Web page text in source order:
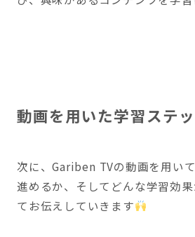
動画を用いた学習ステ
次に、Gariben TVの動画を用い
進めるか、そしてどんな学習効
てお伝えしていきます